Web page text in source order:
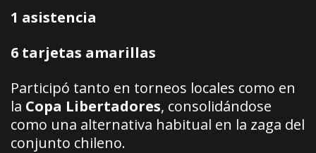
1 asistencia
6 tarjetas amarillas
Participó tanto en torneos locales como en
la Copa Libertadores, consolidándose
como una alternativa habitual en la zaga del
conjunto chileno.